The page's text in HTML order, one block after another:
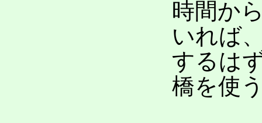
時間か
いれば
するは
橋を使